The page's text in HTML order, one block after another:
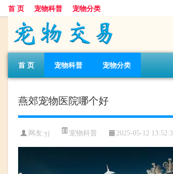
首 页 宠物科普 宠物分类
首 页 宠物科普 宠物分类
燕郊宠物医院哪个好
网友:yj 宠物科普 2025-05-12